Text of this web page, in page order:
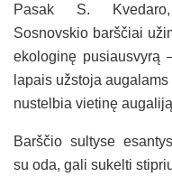
Pasak S. Kvedaro,
Sosnovskio barščiai
ekologinę pusiausvyrą
lapais užstoja
nustelbia vietinę
Barščio sultyse
su oda, gali sukelti